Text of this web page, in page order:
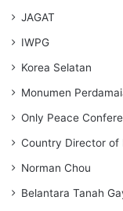
JAGAT
IWPG
Korea Selatan
Monumen
Only Peace
Country Director of
Norman Chou
Belantara Tanah